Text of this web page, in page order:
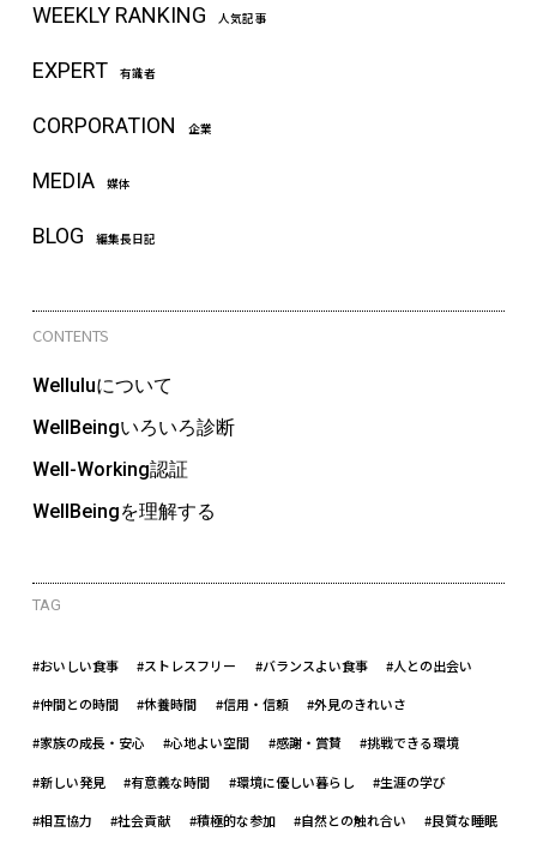
WEEKLY RANKING 人気記事
EXPERT 有識者
CORPORATION 企業
MEDIA 媒体
BLOG 編集長日記
CONTENTS
Welluluについて
WellBeingいろいろ診断
Well-Working認証
WellBeingを理解する
TAG
#おいしい食事 #ストレスフリー #バランスよい食事 #人との出会い
#仲間との時間 #休養時間 #信用・信頼 #外見のきれいさ
#家族の成長・安心 #心地よい空間 #感謝・賞賛 #挑戦できる環境
#新しい発見 #有意義な時間 #環境に優しい暮らし #生涯の学び
#相互協力 #社会貢献 #積極的な参加 #自然との触れ合い #良質な睡眠